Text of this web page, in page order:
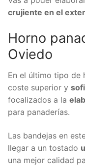
crujiente en el
Horno
Oviedo
En el último tipo de
coste superior y
focalizados a la
para panaderías.
Las bandejas en
llegar a un tostado
una mejor calidad